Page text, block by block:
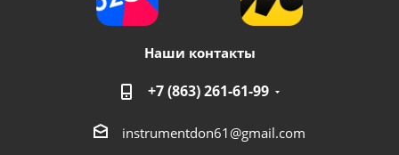
Наши контакты
+7 (863) 261-61-99
instrumentdon61@gmail.com